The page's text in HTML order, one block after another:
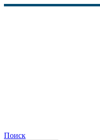
Поиск